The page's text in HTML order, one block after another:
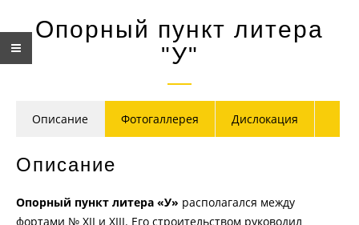
Опорный пункт литера
"У"
Описание Фотогаллерея Дислокация
Описание
Опорный пункт литера «У» располагался между
фортами № XII и XIII. Его строительством руководил